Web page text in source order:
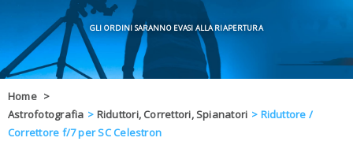
LEARN & FUN
MARCHI
OFFERTE
BLOG
DAL 8 AL 21
Home >
Astrofotografia > Riduttori, Correttori, Spianatori > Riduttore /
Correttore f/7 per SC Celestron